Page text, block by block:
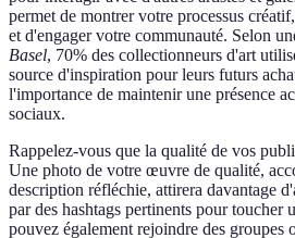
permet de montrer votre processus
et d'engager votre communauté. Selon
Basel, 70% des collectionneurs d'art
source d'inspiration pour leurs futurs
l'importance de maintenir une présence
sociaux.
Rappelez-vous que la qualité de vos
Une photo de votre œuvre de qualité,
description réfléchie, attirera davantage
par des hashtags pertinents pour toucher
pouvez également rejoindre des groupes